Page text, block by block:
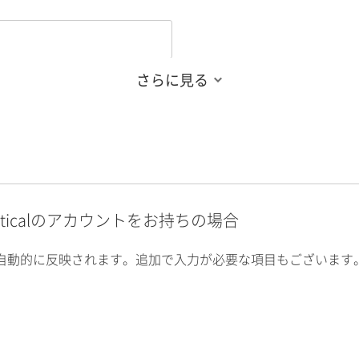
さらに見る
のアカウントをお持ちの場合
的に反映されます。追加で入力が必要な項目もございます